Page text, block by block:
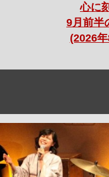
心に
9月前半
(2026